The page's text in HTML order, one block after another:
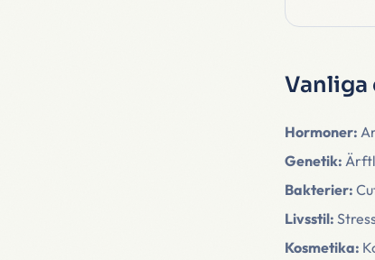
Vanliga
Hormoner:
Genetik:
Bakterier:
Livsstil:
Kosmetika: